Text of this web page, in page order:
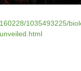
1035493225/
unveiled.html